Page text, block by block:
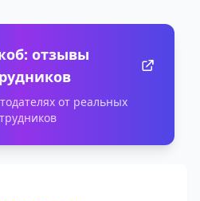
отзывы
от реальных